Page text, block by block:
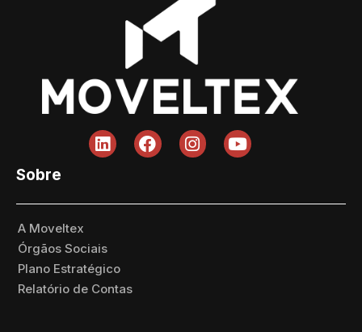
Sobre
A Moveltex
Órgãos Sociais
Plano Estratégico
Relatório de Contas